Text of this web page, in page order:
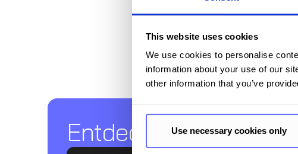
This website uses cookies
We use cookies to personalise
information about your use of our
other information that you’ve
Use necessary cookies only
Entdecken Sie